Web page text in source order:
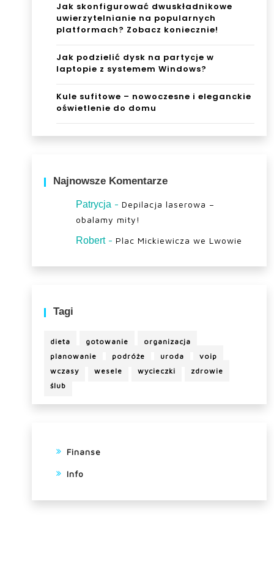
Jak skonfigurować dwuskładnikowe
uwierzytelnianie na popularnych
platformach? Zobacz koniecznie!
Jak podzielić dysk na partycje w
laptopie z systemem Windows?
Kule sufitowe – nowoczesne i eleganckie
oświetlenie do domu
Najnowsze Komentarze
Patrycja - Depilacja laserowa –
obalamy mity!
Robert- Plac Mickiewicza we Lwowie
Tagi
dieta gotowanie
organizacja
planowanie
podróże uroda
voip
wczasy
wesele wycieczki
zdrowie
ślub
Finanse
Info